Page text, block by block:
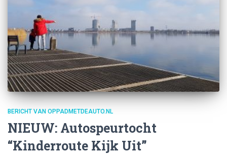
BERICHT VAN OPPADMETDEAUTO.NL
NIEUW: Autospeurtocht
“Kinderroute Kijk Uit”